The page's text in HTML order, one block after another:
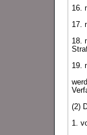
16.
17.
18.
19.
(2)
1.